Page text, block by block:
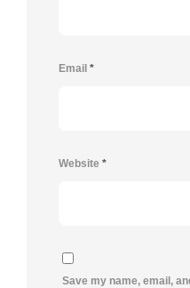
Email *
Website *
Save my name, email,